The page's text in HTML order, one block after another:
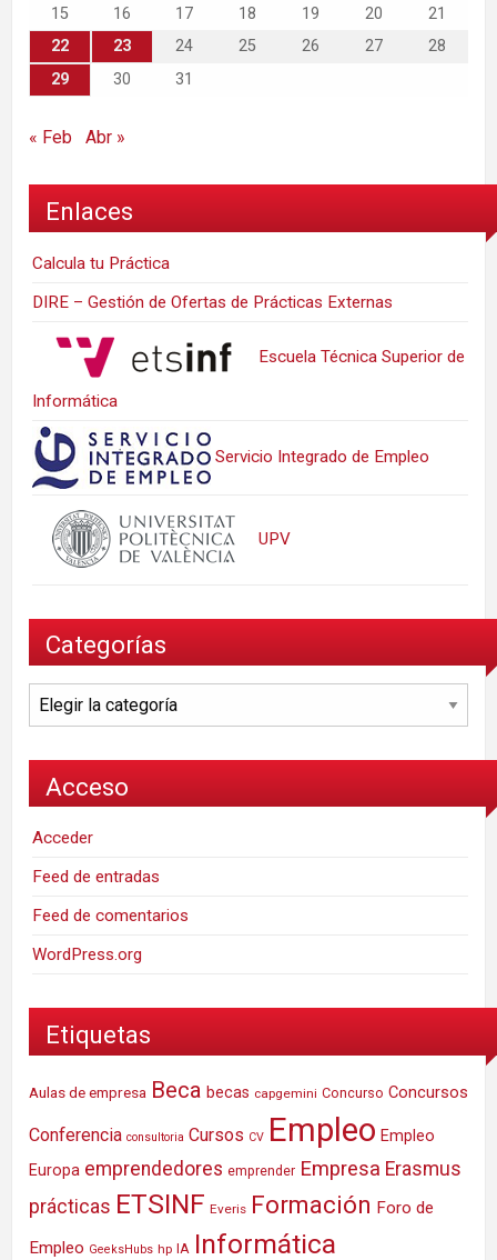
15
16 17 18 19 20
21
22
23 24 25 26 27
28
29
30 31
« Feb Abr »
Enlaces
Calcula tu Práctica
DIRE – Gestión de Ofertas de Prácticas Externas
Escuela Técnica Superior de
Informática
Servicio Integrado de Empleo
UPV
Categorías
Categorías
Acceso
Acceder
Feed de entradas
Feed de comentarios
WordPress.org
Etiquetas
Aulas de empresa Beca becas capgemini Concurso Concursos
Conferencia consultoria Cursos CV Empleo Empleo
Europa emprendedores emprender Empresa Erasmus
prácticas ETSINF Everis Formación Foro de
Empleo GeeksHubs hp IA Informática